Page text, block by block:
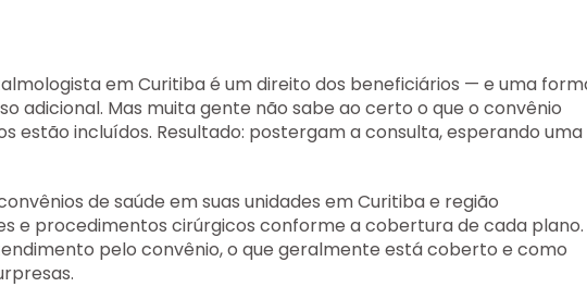
em Curitibaé um direito dos beneficiários — e uma
adicional. Mas muita gente não sabe ao certo o que o convênio
estão incluídos. Resultado: postergam a consulta, esperando uma
de saúde em suas unidades em Curitiba e região
e procedimentos cirúrgicos conforme a cobertura de cada plano.
pelo convênio, o que geralmente está coberto e como